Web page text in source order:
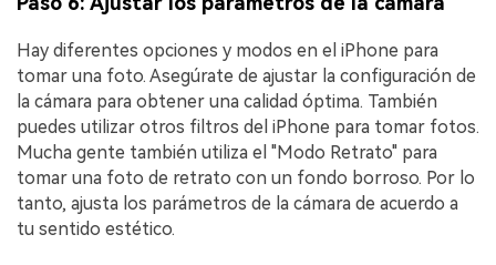
Hay diferentes opciones y modos en el iPhone para
tomar una foto.󠀲󠀡󠀡󠀤󠀦󠀡󠀢󠀠󠀢󠀳󠀰 Asegúrate de ajustar la configuración de
la cámara para obtener una calidad óptima.󠀲󠀡󠀡󠀤󠀦󠀡󠀢󠀠󠀣󠀳󠀰 También
puedes utilizar otros filtros del iPhone para tomar fotos.󠀲󠀡󠀡󠀤󠀦󠀡󠀢󠀠󠀤󠀳󠀰
Mucha gente también utiliza el "Modo Retrato" para
tomar una foto de retrato con un fondo borroso.󠀲󠀡󠀡󠀤󠀦󠀡󠀢󠀠󠀥󠀳󠀰 Por lo
tanto, ajusta los parámetros de la cámara de acuerdo a
tu sentido estético.󠀲󠀡󠀡󠀤󠀦󠀡󠀢󠀠󠀦󠀳